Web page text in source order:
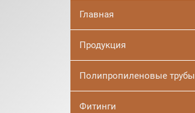
Главная
Продукция
Полипропиленовые трубы
Фитинги